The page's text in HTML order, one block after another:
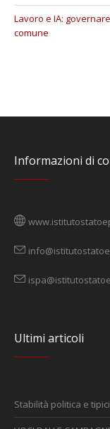
Lavoro e IA:
comune
Informazioni di
Ultimi articoli
Stabilità politica e